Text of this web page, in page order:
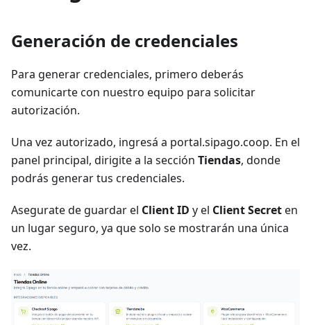
Generación de credenciales
Para generar credenciales, primero deberás
comunicarte con nuestro equipo para solicitar
autorización.
Una vez autorizado, ingresá a portal.sipago.coop. En el
panel principal, dirigite a la sección Tiendas, donde
podrás generar tus credenciales.
Asegurate de guardar el Client ID y el Client Secreten
un lugar seguro, ya que solo se mostrarán una única
vez.